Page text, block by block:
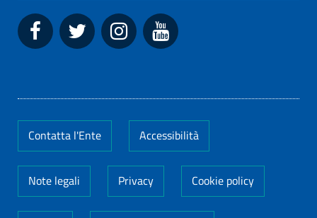
Contatta l'Ente Accessibilità
Note legali Privacy Cookie policy